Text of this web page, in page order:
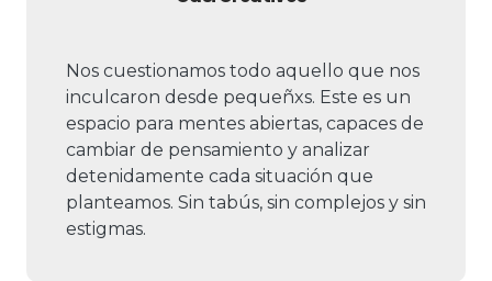
Nos cuestionamos todo aquello que nos
inculcaron desde pequeñxs. Este es un
espacio para mentes abiertas, capaces de
cambiar de pensamiento y analizar
detenidamente cada situación que
planteamos. Sin tabús, sin complejos y sin
estigmas.